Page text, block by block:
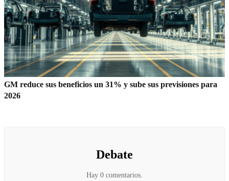
GM reduce sus beneficios un 31% y sube sus previsiones para
2026
Debate
Hay 0 comentarios.